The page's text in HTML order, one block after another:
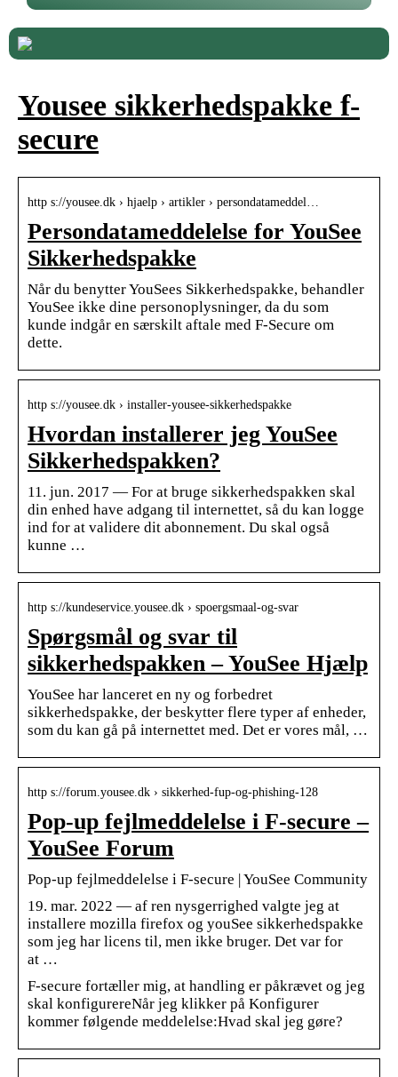
Yousee sikkerhedspakke f-
secure
http s://yousee.dk › hjaelp › artikler › persondatameddel…
Persondatameddelelse for YouSee
Sikkerhedspakke
Når du benytter YouSees Sikkerhedspakke, behandler
YouSee ikke dine personoplysninger, da du som
kunde indgår en særskilt aftale med F-Secure om
dette.
http s://yousee.dk › installer-yousee-sikkerhedspakke
Hvordan installerer jeg YouSee
Sikkerhedspakken?
11. jun. 2017 — For at bruge sikkerhedspakken skal
din enhed have adgang til internettet, så du kan logge
ind for at validere dit abonnement. Du skal også
kunne …
http s://kundeservice.yousee.dk › spoergsmaal-og-svar
Spørgsmål og svar til
sikkerhedspakken – YouSee Hjælp
YouSee har lanceret en ny og forbedret
sikkerhedspakke, der beskytter flere typer af enheder,
som du kan gå på internettet med. Det er vores mål, …
http s://forum.yousee.dk › sikkerhed-fup-og-phishing-128
Pop-up fejlmeddelelse i F-secure –
YouSee Forum
Pop-up fejlmeddelelse i F-secure | YouSee Community
19. mar. 2022 — af ren nysgerrighed valgte jeg at
installere mozilla firefox og youSee sikkerhedspakke
som jeg har licens til, men ikke bruger. Det var for
at …
F-secure fortæller mig, at handling er påkrævet og jeg
skal konfigurereNår jeg klikker på Konfigurer
kommer følgende meddelelse:Hvad skal jeg gøre?